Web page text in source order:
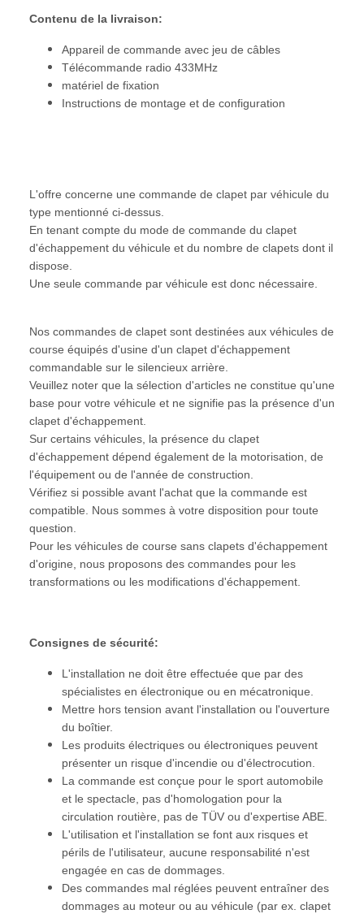
Contenu de la livraison:
Appareil de commande avec jeu de câbles
Télécommande radio 433MHz
matériel de fixation
Instructions de montage et de configuration
L'offre concerne une commande de clapet par véhicule du
type mentionné ci-dessus.
En tenant compte du mode de commande du clapet
d'échappement du véhicule et du nombre de clapets dont il
dispose.
Une seule commande par véhicule est donc nécessaire.
Nos commandes de clapet sont destinées aux véhicules de
course équipés d'usine d'un clapet d'échappement
commandable sur le silencieux arrière.
Veuillez noter que la sélection d'articles ne constitue qu'une
base pour votre véhicule et ne signifie pas la présence d'un
clapet d'échappement.
Sur certains véhicules, la présence du clapet
d'échappement dépend également de la motorisation, de
l'équipement ou de l'année de construction.
Vérifiez si possible avant l'achat que la commande est
compatible. Nous sommes à votre disposition pour toute
question.
Pour les véhicules de course sans clapets d'échappement
d'origine, nous proposons des commandes pour les
transformations ou les modifications d'échappement.
Consignes de sécurité:
L'installation ne doit être effectuée que par des
spécialistes en électronique ou en mécatronique.
Mettre hors tension avant l'installation ou l'ouverture
du boîtier.
Les produits électriques ou électroniques peuvent
présenter un risque d'incendie ou d'électrocution.
La commande est conçue pour le sport automobile
et le spectacle, pas d'homologation pour la
circulation routière, pas de TÜV ou d'expertise ABE.
L'utilisation et l'installation se font aux risques et
périls de l'utilisateur, aucune responsabilité n'est
engagée en cas de dommages.
Des commandes mal réglées peuvent entraîner des
dommages au moteur ou au véhicule (par ex. clapet